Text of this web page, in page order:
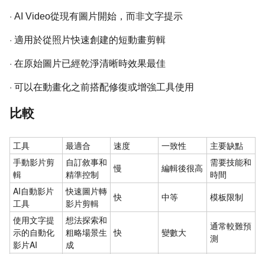
· AI Video從現有圖片開始，而非文字提示
· 適用於從照片快速創建的短動畫剪輯
· 在原始圖片已經乾淨清晰時效果最佳
· 可以在動畫化之前搭配修復或增強工具使用
比較
工具 最適合 速度 一致性
主要缺點
手動影片剪
輯
自訂敘事和
精準控制
慢 編輯後很高
需要技能和
時間
AI自動影片
工具
快速圖片轉
影片剪輯
快 中等
模板限制
使用文字提
示的自動化
影片AI
想法探索和
粗略場景生
成
快 變數大
通常較難預
測